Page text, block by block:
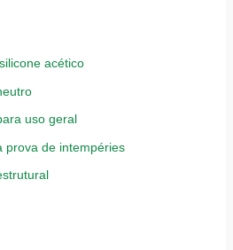
acético
uso geral
prova de intempéries